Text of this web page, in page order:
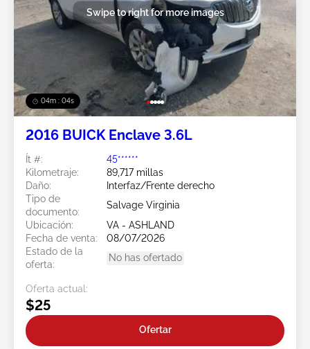
04m : 02s
Swipe to right for more images
2016 BUICK Enclave 3.6L
Ít #:
45******
Kilometraje:
89,717 millas
Daño:
Interfaz/Frente derecho
Tipo de
documento:
Salvage Virginia
Ubicación:
VA - ASHLAND
Fecha de venta:
08/07/2026
Estado de la
oferta:
No has ofertado
Oferta actual:
$25
Ofertar